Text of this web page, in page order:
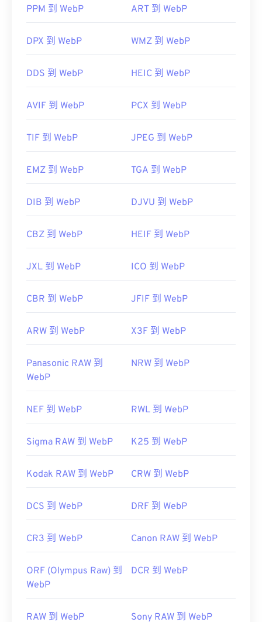
有用的链接：
使用我们的颜色选择器 从 WebP 图像中选择颜色
PPM 到 WebP ART 到 WebP
DPX 到 WebP WMZ 到 WebP
DDS 到 WebP HEIC 到 WebP
AVIF 到 WebP PCX 到 WebP
TIF 到 WebP JPEG 到 WebP
EMZ 到 WebP TGA 到 WebP
DIB 到 WebP DJVU 到 WebP
CBZ 到 WebP HEIF 到 WebP
JXL 到 WebP ICO 到 WebP
CBR 到 WebP JFIF 到 WebP
ARW 到 WebP X3F 到 WebP
Panasonic RAW 到
WebP
NRW 到 WebP
NEF 到 WebP RWL 到 WebP
Sigma RAW 到 WebP K25 到 WebP
Kodak RAW 到 WebP CRW 到 WebP
DCS 到 WebP DRF 到 WebP
CR3 到 WebP Canon RAW 到 WebP
ORF (Olympus Raw) 到
WebP
DCR 到 WebP
RAW 到 WebP Sony RAW 到 WebP